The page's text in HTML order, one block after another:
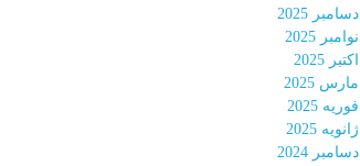
دسامبر 2025
نوامبر 2025
اکتبر 2025
مارس 2025
فوریه 2025
ژانویه 2025
دسامبر 2024